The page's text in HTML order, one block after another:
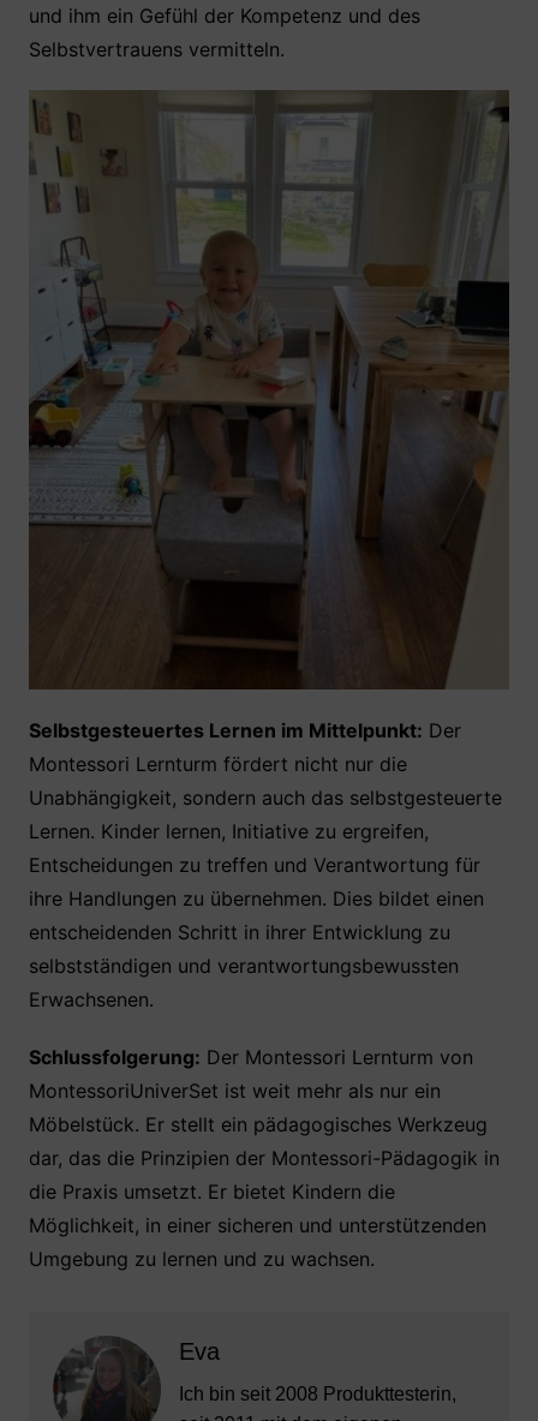
und ihm ein Gefühl der Kompetenz und des
Selbstvertrauens vermitteln.
Selbstgesteuertes Lernen im Mittelpunkt: Der
Montessori Lernturm fördert nicht nur die
Unabhängigkeit, sondern auch das selbstgesteuerte
Lernen. Kinder lernen, Initiative zu ergreifen,
Entscheidungen zu treffen und Verantwortung für
ihre Handlungen zu übernehmen. Dies bildet einen
entscheidenden Schritt in ihrer Entwicklung zu
selbstständigen und verantwortungsbewussten
Erwachsenen.
Schlussfolgerung: Der Montessori Lernturm von
MontessoriUniverSet ist weit mehr als nur ein
Möbelstück. Er stellt ein pädagogisches Werkzeug
dar, das die Prinzipien der Montessori-Pädagogik in
die Praxis umsetzt. Er bietet Kindern die
Möglichkeit, in einer sicheren und unterstützenden
Umgebung zu lernen und zu wachsen.
Eva
Ich bin seit 2008 Produkttesterin,